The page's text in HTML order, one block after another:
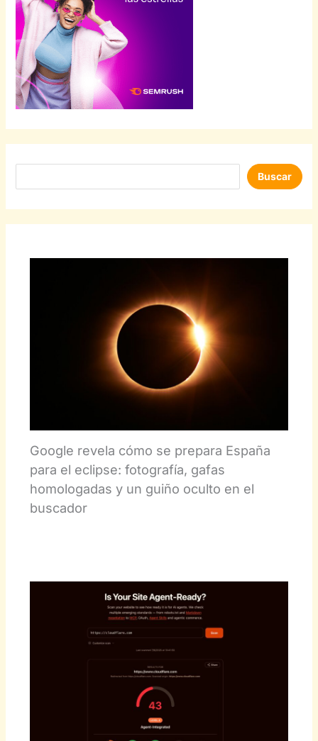
Buscar
Google revela cómo se prepara España
para el eclipse: fotografía, gafas
homologadas y un guiño oculto en el
buscador